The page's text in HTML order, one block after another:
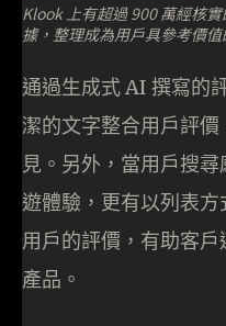
Klook 上有超過 900 萬經核
據，整理成為用戶具參考價值
通過生成式 AI 撰寫的
潔的文字整合用戶評
見。另外，當用戶搜
遊體驗，更有以列表
用戶的評價，有助客
產品。